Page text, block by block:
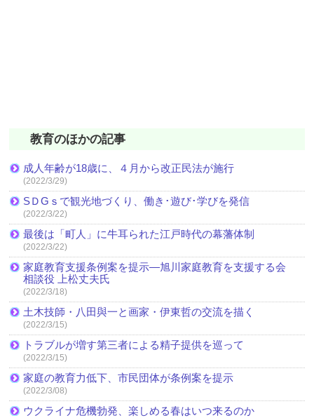
教育のほかの記事
成人年齢が18歳に、４月から改正民法が施行
(2022/3/29)
SＤGｓで観光地づくり、働き･遊び･学びを発信
(2022/3/22)
最後は「町人」に牛耳られた江戸時代の幕藩体制
(2022/3/22)
家庭教育支援条例案を提示―旭川家庭教育を支援する会
相談役 上松丈夫氏
(2022/3/18)
土木技師・八田與一と画家・伊東哲の交流を描く
(2022/3/15)
トラブルが増す第三者による精子提供を巡って
(2022/3/15)
家庭の教育力低下、市民団体が条例案を提示
(2022/3/08)
ウクライナ危機勃発、楽しめる春はいつ来るのか